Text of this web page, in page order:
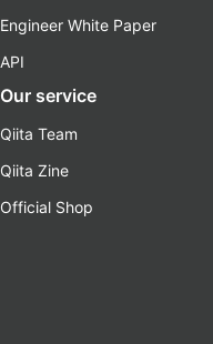
Engineer White Paper
API
Our service
Qiita Team
Qiita Zine
Official Shop